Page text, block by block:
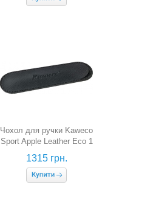
Чохол для ручки Kaweco
Sport Apple Leather Eco 1
(екошкіра)
1315 грн.